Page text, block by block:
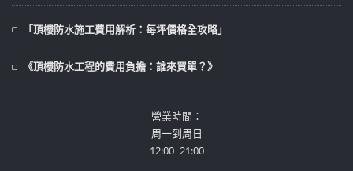
「頂樓防水施工費用解析：每坪價格全攻略」
《頂樓防水工程的費用負擔：誰來買單？》
營業時間：
周一到周日
12:00~21:00